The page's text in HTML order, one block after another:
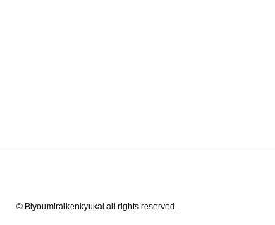
© Biyoumiraikenkyukai all rights reserved.